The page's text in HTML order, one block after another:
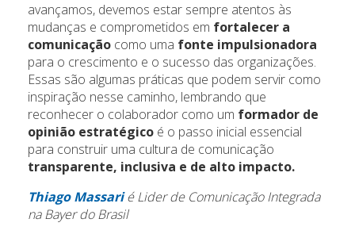
avançamos, devemos estar sempre atentos às
mudanças e comprometidos em fortalecer a
comunicação como uma fonte impulsionadora
para o crescimento e o sucesso das organizações.
Essas são algumas práticas que podem servir como
inspiração nesse caminho, lembrando que
reconhecer o colaborador como um formador de
opinião estratégico é o passo inicial essencial
para construir uma cultura de comunicação
transparente, inclusiva e de alto impacto.
Thiago Massarié Lider de Comunicação Integrada
na Bayer do Brasil